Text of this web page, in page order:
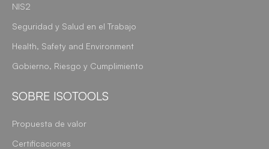
NIS2
Seguridad y Salud en el Trabajo
Health, Safety and Environment
Gobierno, Riesgo y Cumplimiento
SOBRE ISOTOOLS
Propuesta de valor
Certificaciones